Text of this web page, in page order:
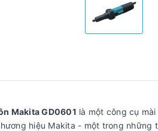
Makita GD0601 là một công cụ
hiệu Makita - một trong